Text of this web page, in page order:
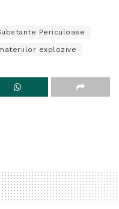
Periculoase
explozive